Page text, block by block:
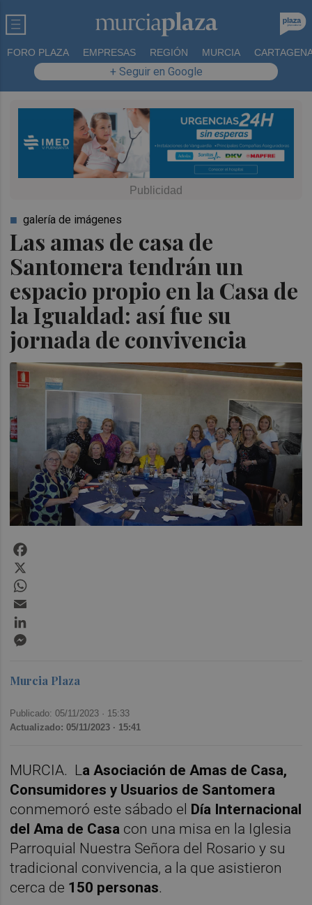
FORO PLAZA EMPRESAS REGIÓN MURCIA
+ Seguir en Google
Las amas de casa de
Santomera tendrán un
espacio propio en la Casa de
la Igualdad: así fue su
jornada de convivencia
galería de imágenes
Murcia Plaza
Publicado: 05/11/2023 · 15:33
Actualizado: 05/11/2023 · 15:41
MURCIA. La Asociación de Amas de Casa,
Consumidores y Usuarios de Santomera
conmemoró este sábado el Día Internacional
del Ama de Casa con una misa en la Iglesia
Parroquial Nuestra Señora del Rosario y su
tradicional convivencia, a la que asistieron
cerca de 150 personas.